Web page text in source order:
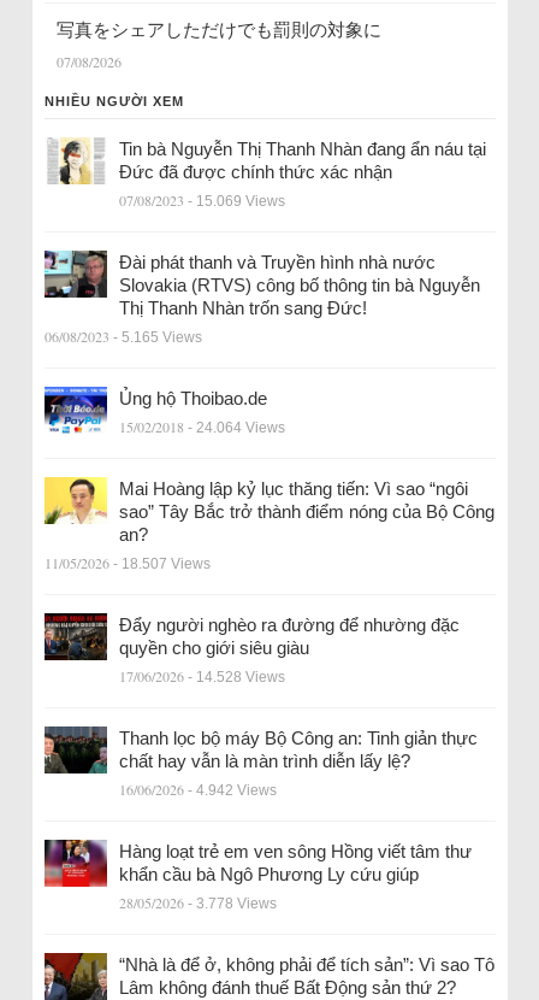
写真をシェアしただけでも罰則の対象に
07/08/2026
NHIỀU NGƯỜI XEM
Tin bà Nguyễn Thị Thanh Nhàn đang ẩn náu tại
Đức đã được chính thức xác nhận
07/08/2023 - 15.069 Views
Đài phát thanh và Truyền hình nhà nước
Slovakia (RTVS) công bố thông tin bà Nguyễn
Thị Thanh Nhàn trốn sang Đức!
06/08/2023 - 5.165 Views
Ủng hộ Thoibao.de
15/02/2018 - 24.064 Views
Mai Hoàng lập kỷ lục thăng tiến: Vì sao “ngôi
sao” Tây Bắc trở thành điểm nóng của Bộ Công
an?
11/05/2026 - 18.507 Views
Đẩy người nghèo ra đường để nhường đặc
quyền cho giới siêu giàu
17/06/2026 - 14.528 Views
Thanh lọc bộ máy Bộ Công an: Tinh giản thực
chất hay vẫn là màn trình diễn lấy lệ?
16/06/2026 - 4.942 Views
Hàng loạt trẻ em ven sông Hồng viết tâm thư
khẩn cầu bà Ngô Phương Ly cứu giúp
28/05/2026 - 3.778 Views
“Nhà là để ở, không phải để tích sản”: Vì sao Tô
Lâm không đánh thuế Bất Động sản thứ 2?